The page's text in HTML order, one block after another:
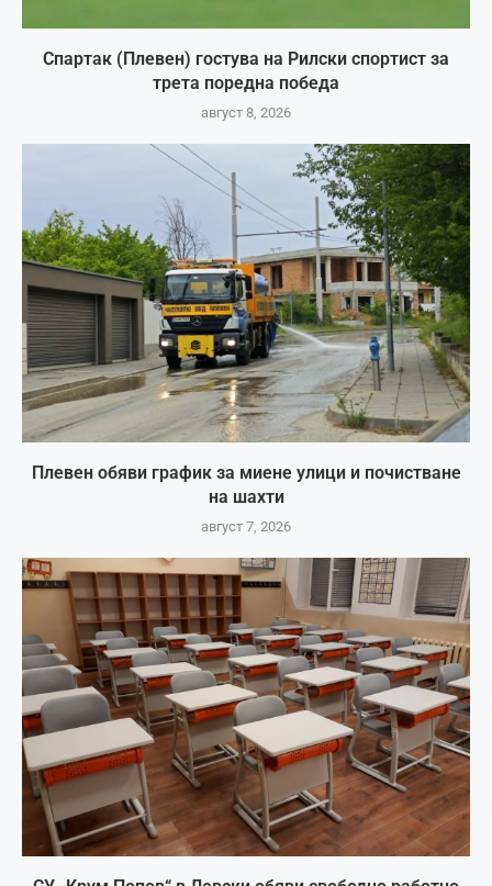
Спартак (Плевен) гостува на Рилски спортист за
трета поредна победа
август 8, 2026
Плевен обяви график за миене улици и почистване
на шахти
август 7, 2026